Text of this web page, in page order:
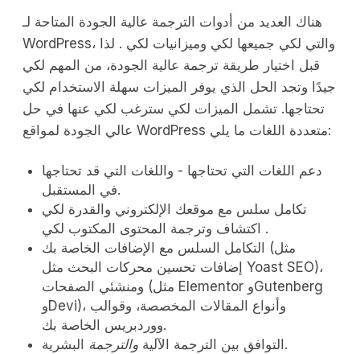
هناك العديد من أدوات الترجمة عالية الجودة المتاحة لـ
WordPress، والتي لكي جميعها لكي وميزانيات لكي . لذا
قبل اختيار طريقة ترجمة عالية الجودة، من المهم لكي
جيدًا وتجد الحل الذي يوفر الميزات سهلة الاستخدام لكي
تحتاجها. تشمل الميزات لكي سترغب لكي عنها في حل
عالي الجودة لمواقع WordPress متعددة اللغات ما يلي:
دعم اللغات التي تحتاجها - واللغات التي قد تحتاجها
في المستقبل.
تكامل سلس مع موقعك الإلكتروني والقدرة لكي
اكتشاف وترجمة المحتوى المكتوب لكي .
التكامل السلس مع الإضافات الخاصة بك (مثل
إضافات تحسين محركات البحث مثل Yoast SEO)،
ومنشئي الصفحات (مثل Elementor وGutenberg
وDevi)، وأنواع المقالات المخصصة، وقوالب
ووردبريس الخاصة بك.
التوافق بين الترجمة الآلية والترجمة
البشرية.